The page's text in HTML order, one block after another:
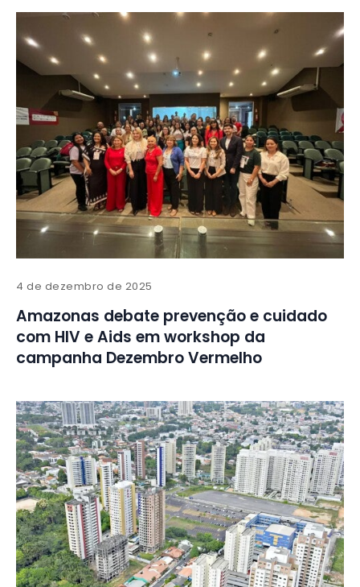
4 de dezembro de 2025
Amazonas debate prevenção e cuidado
com HIV e Aids em workshop da
campanha Dezembro Vermelho